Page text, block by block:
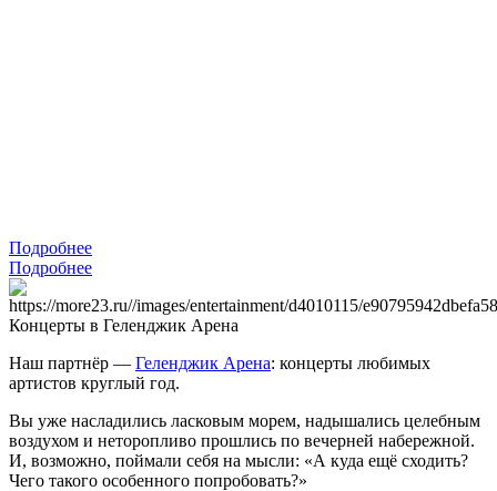
Подробнее
Подробнее
Концерты в Геленджик Арена
Наш партнёр — Геленджик Арена: концерты любимых
артистов круглый год.
Вы уже насладились ласковым морем, надышались целебным
воздухом и неторопливо прошлись по вечерней набережной.
И, возможно, поймали себя на мысли: «А куда ещё сходить?
Чего такого особенного попробовать?»